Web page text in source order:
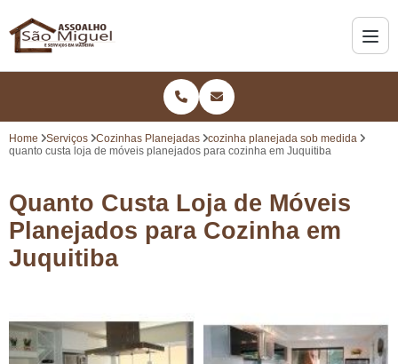
Home Serviços Cozinhas Planejadas
cozinha planejada sob medida
quanto custa loja de móveis planejados para cozinha em Juquitiba
Quanto Custa Loja de Móveis
Planejados para Cozinha em
Juquitiba